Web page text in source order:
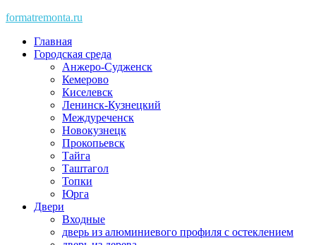
Skip
content
formatremonta.ru
Главная
Городская среда
Анжеро-Судженск
Кемерово
Киселевск
Ленинск-Кузнецкий
Междуреченск
Новокузнецк
Прокопьевск
Тайга
Таштагол
Топки
Юрга
Двери
Входные
дверь из алюминиевого профиля с остеклением